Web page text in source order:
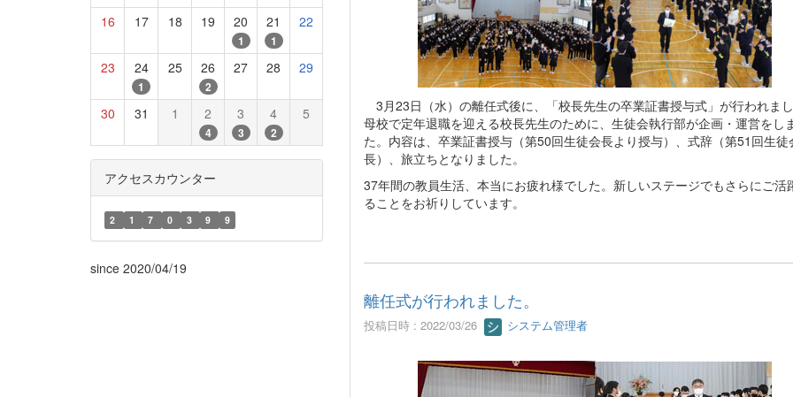
3月23日（水）の離任式後に、「校長先生の卒業証書授与式」が行われまし
母校で定年退職を迎える校長先生のために、生徒会執行部が企画・運営をし
た。内容は、卒業証書授与（第50回生徒会長より授与）、式辞（第51回生徒
長）、旅立ちとなりました。
37年間の教員生活、本当にお疲れ様でした。新しいステージでもさらにご活
ることをお祈りしています。
離任式が行われました。
投稿日時 : 2022/03/26 システム管理者
16 17 18 19 20
1
21
1
22
23 24
1
25 26
2
27 28 29
30 31 1 2
4
3
3
4
2
5
アクセスカウンター
2 1 7 0 3 9 9
since 2020/04/19